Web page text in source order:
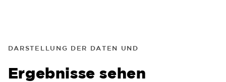
DARSTELLUNG DER DATEN UND
Ergebnisse sehen